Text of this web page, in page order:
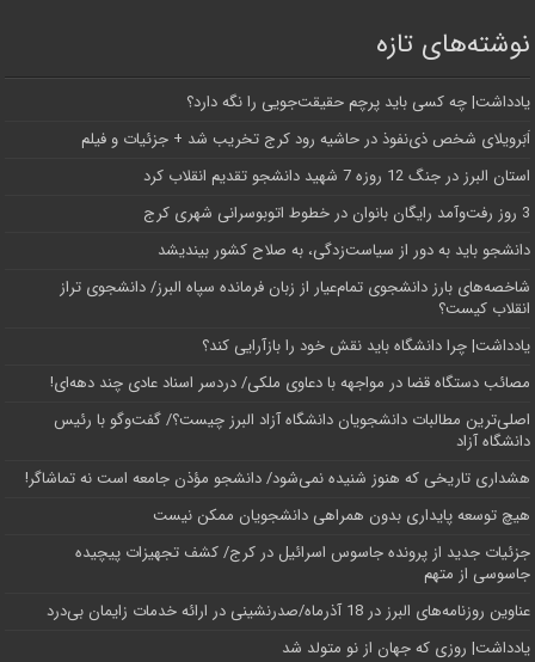
نوشته‌های تازه
یادداشت| ‌چه کسی باید پرچم حقیقت‌جویی را نگه دارد؟
اَبَر‌ویلای شخص ذی‌نفوذ در حاشیه‌ رود کرج تخریب شد + جزئیات و فیلم
استان البرز در جنگ 12 روزه 7 شهید دانشجو تقدیم انقلاب کرد
3 روز رفت‌وآمد رایگان بانوان در خطوط اتوبوسرانی شهری کرج
دانشجو باید به دور از سیاست‌زدگی، به صلاح کشور بیندیشد
شاخصه‌های بارز دانشجوی تمام‌عیار از زبان فرمانده سپاه البرز/ دانشجوی تراز
انقلاب کیست؟
یادداشت| چرا دانشگاه باید نقش خود را بازآرایی کند؟
مصائب دستگاه قضا در مواجهه با دعاوی ملکی/ دردسر اسناد عادی چند‌ دهه‌ای!
اصلی‌ترین مطالبات دانشجویان دانشگاه آزاد البرز چیست؟/ گفت‌وگو با رئیس
دانشگاه آز‌اد
هشداری تاریخی که هنوز شنیده نمی‌شود/ دانشجو مؤذن جامعه است نه تماشاگر!
هیچ توسعه پایداری بدون همراهی دانشجویان ممکن نیست
جزئیات جدید از پرونده جاسوس اسرائیل در کرج/‌ کشف تجهیزات پیچیده
جاسوسی از متهم
عناوین روزنامه‌های البرز در ‌18 آذرماه/صدرنشینی در ارائه خدمات زایمان بی‌درد
یادداشت| روزی که جهان از نو متولد شد